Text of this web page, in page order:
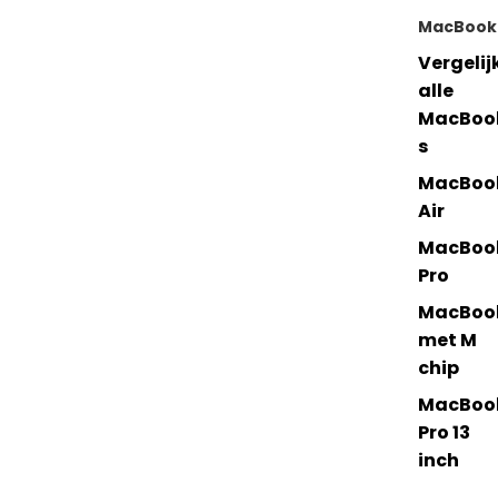
MacBook
alle
s
Air
Pro
met M
chip
Pro 13
inch